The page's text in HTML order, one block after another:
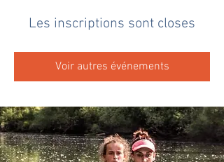
Les inscriptions sont closes
Voir autres événements